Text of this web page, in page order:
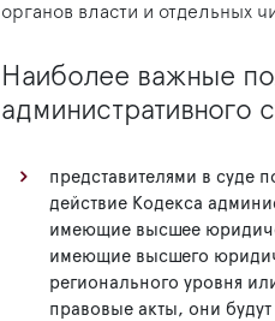
органов власти и отдельных
Наиболее важные
административного
представителями в суде
действие Кодекса
имеющие высшее
имеющие высшего
регионального уровня
правовые акты, они